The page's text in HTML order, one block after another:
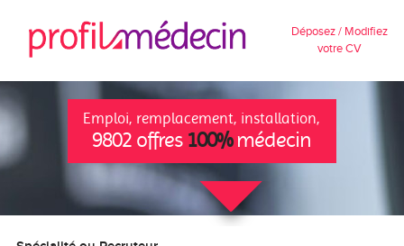
Déposez / Modifiez
votre CV
Emploi, remplacement, installation,
9802 offres 100%médecin